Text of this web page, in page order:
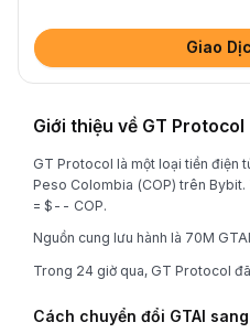
Giao
Giới thiệu về GT Protocol
GT Protocol là một loại tiền điện
Peso Colombia (COP) trên
= $-- COP.
Nguồn cung lưu hành là 70M
Trong 24 giờ qua, GT Protocol
Cách chuyển đổi GTAI sang